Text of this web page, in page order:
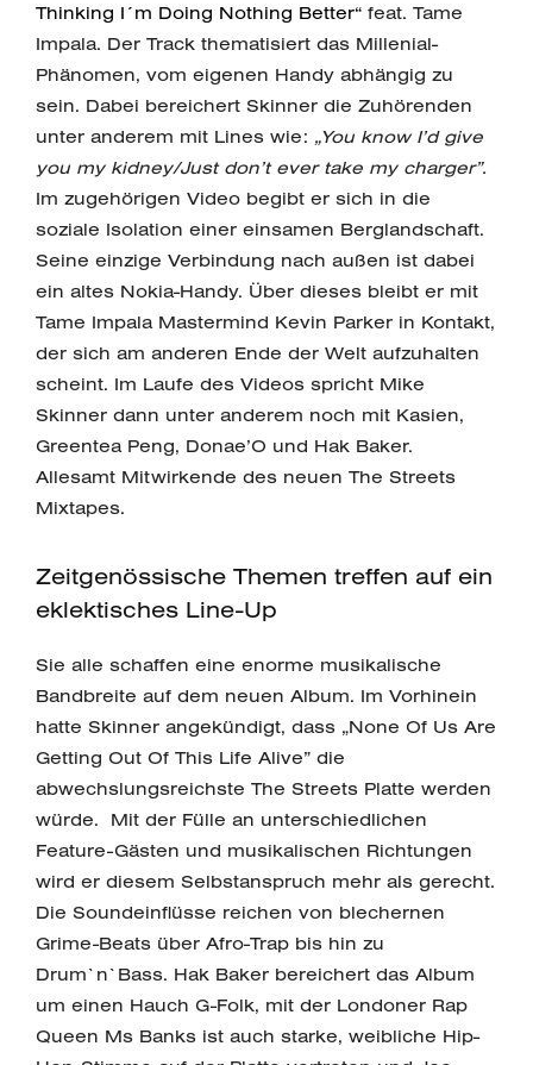
Thinking I´m Doing Nothing Better“ feat. Tame
Impala. Der Track thematisiert das Millenial-
Phänomen, vom eigenen Handy abhängig zu
sein. Dabei bereichert Skinner die Zuhörenden
unter anderem mit Lines wie: „You know I’d give
you my kidney/Just don’t ever take my charger”.
Im zugehörigen Video begibt er sich in die
soziale Isolation einer einsamen Berglandschaft.
Seine einzige Verbindung nach außen ist dabei
ein altes Nokia-Handy. Über dieses bleibt er mit
Tame Impala Mastermind Kevin Parker in Kontakt,
der sich am anderen Ende der Welt aufzuhalten
scheint. Im Laufe des Videos spricht Mike
Skinner dann unter anderem noch mit Kasien,
Greentea Peng, Donae’O und Hak Baker.
Allesamt Mitwirkende des neuen The Streets
Mixtapes.
Zeitgenössische Themen treffen auf ein
eklektisches Line-Up
Sie alle schaffen eine enorme musikalische
Bandbreite auf dem neuen Album. Im Vorhinein
hatte Skinner angekündigt, dass „None Of Us Are
Getting Out Of This Life Alive” die
abwechslungsreichste The Streets Platte werden
würde. Mit der Fülle an unterschiedlichen
Feature-Gästen und musikalischen Richtungen
wird er diesem Selbstanspruch mehr als gerecht.
Die Soundeinflüsse reichen von blechernen
Grime-Beats über Afro-Trap bis hin zu
Drum`n`Bass. Hak Baker bereichert das Album
um einen Hauch G-Folk, mit der Londoner Rap
Queen Ms Banks ist auch starke, weibliche Hip-